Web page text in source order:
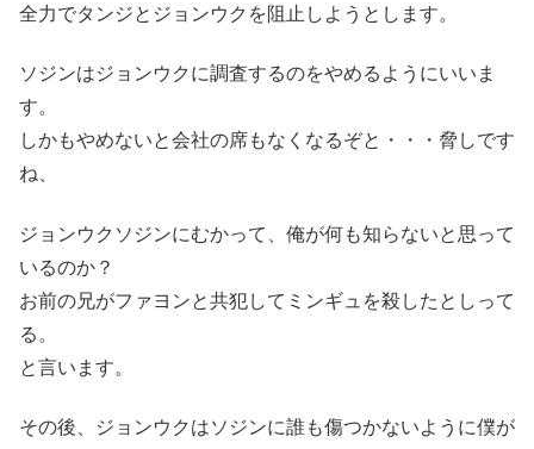
全力でタンジとジョンウクを阻止しようとします。
ソジンはジョンウクに調査するのをやめるようにいいま
す。
しかもやめないと会社の席もなくなるぞと・・・脅しです
ね、
ジョンウクソジンにむかって、俺が何も知らないと思って
いるのか？
お前の兄がファヨンと共犯してミンギュを殺したとしって
る。
と言います。
その後、ジョンウクはソジンに誰も傷つかないように僕が